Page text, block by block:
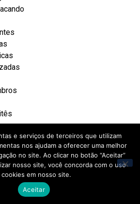
e serviços de terceiros que utilizam
nos ajudam a oferecer uma melhor
no site. Ao clicar no botão “Aceitar”
nosso site, você concorda com o uso
cookies em nosso site.
Aceitar